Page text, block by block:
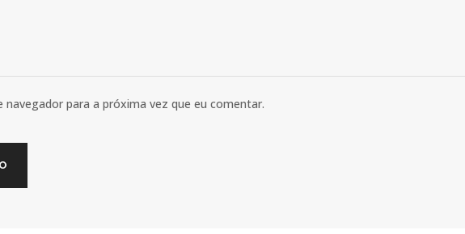
navegador para a próxima vez que eu comentar.